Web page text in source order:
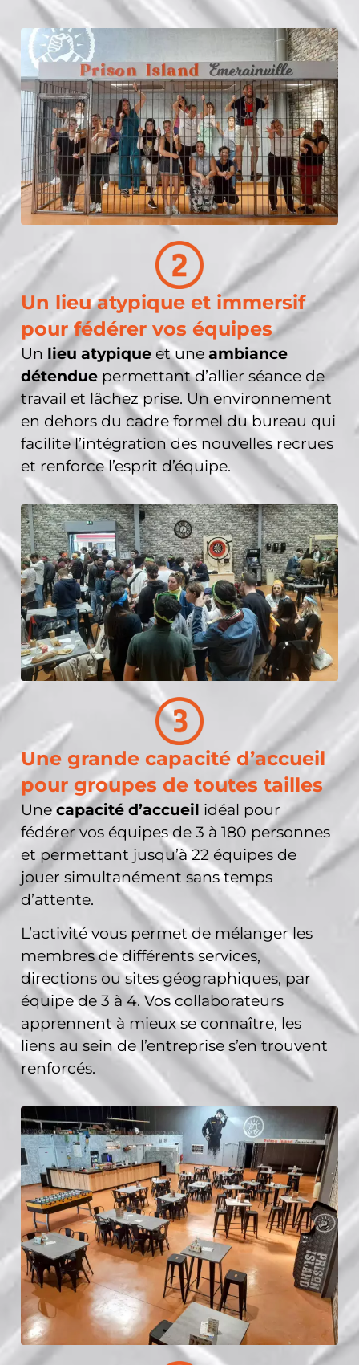
Un lieu atypique et immersif
pour fédérer vos équipes
Un lieu atypique et une ambiance
détendue permettant d’allier séance de
travail et lâchez prise. Un environnement
en dehors du cadre formel du bureau qui
facilite l’intégration des nouvelles recrues
et renforce l’esprit d’équipe.
Une grande capacité d’accueil
pour groupes de toutes tailles
Unecapacité d’accueil idéal pour
fédérer vos équipes de 3 à 180 personnes
et permettant jusqu’à 22 équipes de
jouer simultanément sans temps
d’attente.
L’activité vous permet de mélanger les
membres de différents services,
directions ou sites géographiques, par
équipe de 3 à 4. Vos collaborateurs
apprennent à mieux se connaître, les
liens au sein de l’entreprise s’en trouvent
renforcés.